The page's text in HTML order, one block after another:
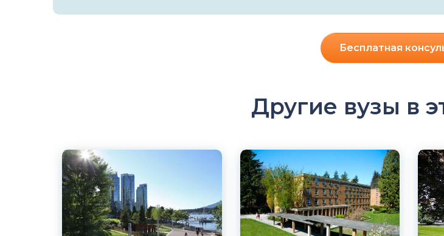
Бесплатная
Другие вузы в
Английский
Торонто, Ванкувер, Канада
Частный
Английский
Торонто, Ванкувер, Галифакс,
Канада
Частный